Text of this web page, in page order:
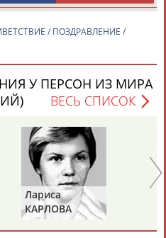
Камиль
Загалав
Магомед
АБДУЛКАГИРОВ
Назир
АБДУЛЛАЕВ
/ ПОЗДРАВЛЕНИЕ /
У ПЕРСОН ИЗ МИРА
ВЕСЬ СПИСОК
Лариса
КАРЛОВА